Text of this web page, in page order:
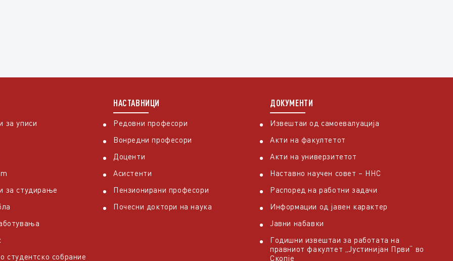
за уписи
за студирање
студентско собрание
НАСТАВНИЦИ
Редовни професори
Вонредни професори
Доценти
Асистенти
Пензионирани професори
Почесни доктори на наука
ДОКУМЕНТИ
Извештаи од самоевалуација
Акти на факултетот
Акти на универзитетот
Наставно научен совет – ННС
Распоред на работни задачи
Информации од јавен карактер
Јавни набавки
Годишни извештаи за работата на
правниот факултет „Јустинијан Први“ во
Скопје